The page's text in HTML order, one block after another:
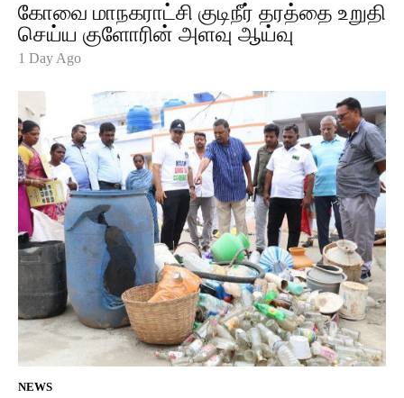
கோவை மாநகராட்சி குடிநீர் தரத்தை உறுதி
செய்ய குளோரின் அளவு ஆய்வு
1 Day Ago
NEWS